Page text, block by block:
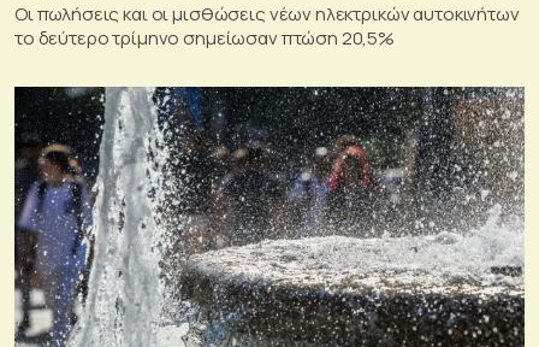
Οι πωλήσεις και οι μισθώσεις νέων ηλεκτρικών αυτοκινήτων
το δεύτερο τρίμηνο σημείωσαν πτώση 20,5%